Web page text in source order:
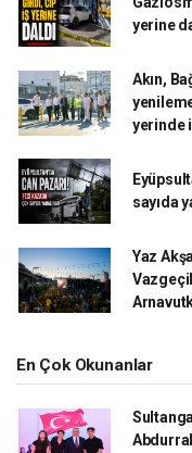
yerine
Akın,
yerinde
sayıda
Yaz
En Çok Okunanlar